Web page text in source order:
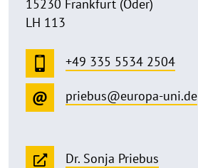
15230 Frankfurt (Oder)
LH 113
+49 335 5534 2504
priebus@europa-uni.de
Dr. Sonja Priebus